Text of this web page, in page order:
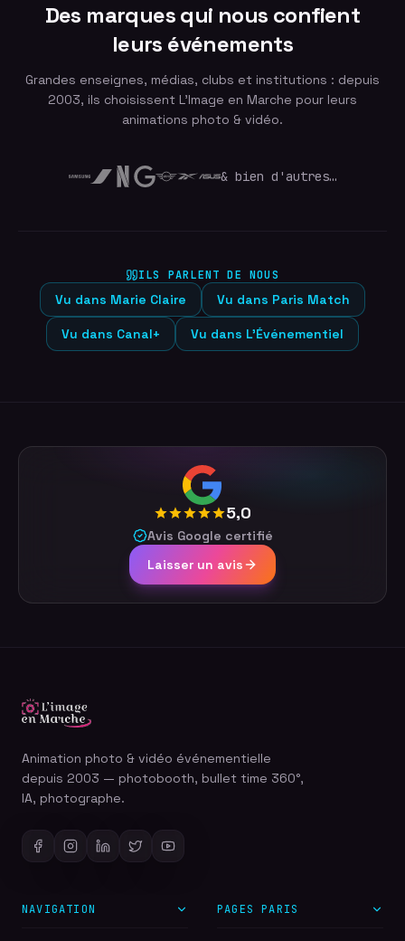
Des marques qui nous confient
leurs événements
Grandes enseignes, médias, clubs et institutions : depuis
2003, ils choisissent L'Image en Marche pour leurs
animations photo & vidéo.
& bien d'autres…
ILS PARLENT DE NOUS
Vu dans Marie Claire Vu dans Paris Match
Vu dans Canal+ Vu dans L'Événementiel
5,0
Avis Google certifié
Laisser un avis
Animation photo & vidéo événementielle
depuis 2003 — photobooth, bullet time 360°,
IA, photographe.
NAVIGATION PAGES PARIS